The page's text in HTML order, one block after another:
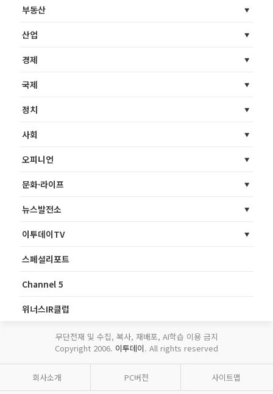
부동산
산업
경제
국제
정치
사회
오피니언
문화·라이프
뉴스발전소
이투데이TV
스페셜리포트
Channel 5
위너스IR클럽
무단전재 및 수집, 복사, 재배포, AI학습 이용 금지
Copyright 2006. 이투데이. All rights reserved
회사소개 PC버전 사이트맵